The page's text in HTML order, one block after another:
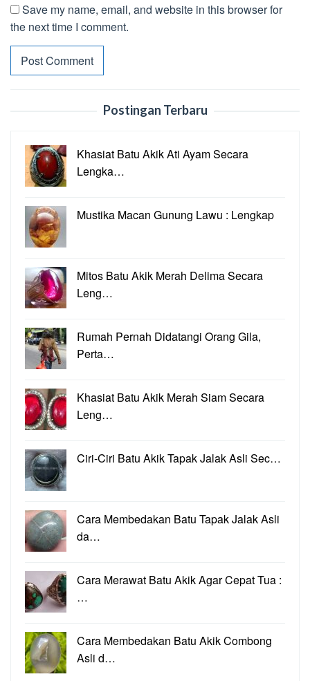
Save my name, email, and website in this browser for
the next time I comment.
Postingan Terbaru
Khasiat Batu Akik Ati Ayam Secara
Lengka…
Mustika Macan Gunung Lawu : Lengkap
Mitos Batu Akik Merah Delima Secara
Leng…
Rumah Pernah Didatangi Orang Gila,
Perta…
Khasiat Batu Akik Merah Siam Secara
Leng…
Ciri-Ciri Batu Akik Tapak Jalak Asli Sec…
Cara Membedakan Batu Tapak Jalak Asli
da…
Cara Merawat Batu Akik Agar Cepat Tua :
…
Cara Membedakan Batu Akik Combong
Asli d…